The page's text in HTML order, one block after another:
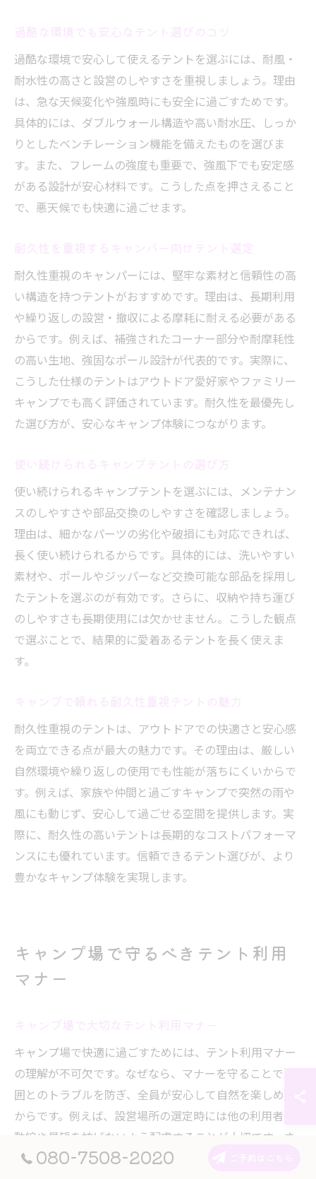
過酷な環境で安心して使えるテントを選ぶには、耐風・
耐水性の高さと設営のしやすさを重視しましょう。理由
は、急な天候変化や強風時にも安全に過ごすためです。
具体的には、ダブルウォール構造や高い耐水圧、しっか
りとしたベンチレーション機能を備えたものを選びま
す。また、フレームの強度も重要で、強風下でも安定感
がある設計が安心材料です。こうした点を押さえること
で、悪天候でも快適に過ごせます。
耐久性重視のキャンパーには、堅牢な素材と信頼性の高
い構造を持つテントがおすすめです。理由は、長期利用
や繰り返しの設営・撤収による摩耗に耐える必要がある
からです。例えば、補強されたコーナー部分や耐摩耗性
の高い生地、強固なポール設計が代表的です。実際に、
こうした仕様のテントはアウトドア愛好家やファミリー
キャンプでも高く評価されています。耐久性を最優先し
た選び方が、安心なキャンプ体験につながります。
使い続けられるキャンプテントを選ぶには、メンテナン
スのしやすさや部品交換のしやすさを確認しましょう。
理由は、細かなパーツの劣化や破損にも対応できれば、
長く使い続けられるからです。具体的には、洗いやすい
素材や、ポールやジッパーなど交換可能な部品を採用し
たテントを選ぶのが有効です。さらに、収納や持ち運び
のしやすさも長期使用には欠かせません。こうした観点
で選ぶことで、結果的に愛着あるテントを長く使えま
す。
耐久性重視のテントは、アウトドアでの快適さと安心感
を両立できる点が最大の魅力です。その理由は、厳しい
自然環境や繰り返しの使用でも性能が落ちにくいからで
す。例えば、家族や仲間と過ごすキャンプで突然の雨や
風にも動じず、安心して過ごせる空間を提供します。実
際に、耐久性の高いテントは長期的なコストパフォーマ
ンスにも優れています。信頼できるテント選びが、より
豊かなキャンプ体験を実現します。
キャンプ場で守るべきテント利用
マナー
キャンプ場で快適に過ごすためには、テント利用マナー
の理解が不可欠です。なぜなら、マナーを守ることで周
囲とのトラブルを防ぎ、全員が安心して自然を楽しめる
からです。例えば、設営場所の選定時には他の利用者の
動線や景観を妨げないよう配慮することが大切です。さ
らに、共有スペースを占有しないよう心掛けることで、
080-7508-2020